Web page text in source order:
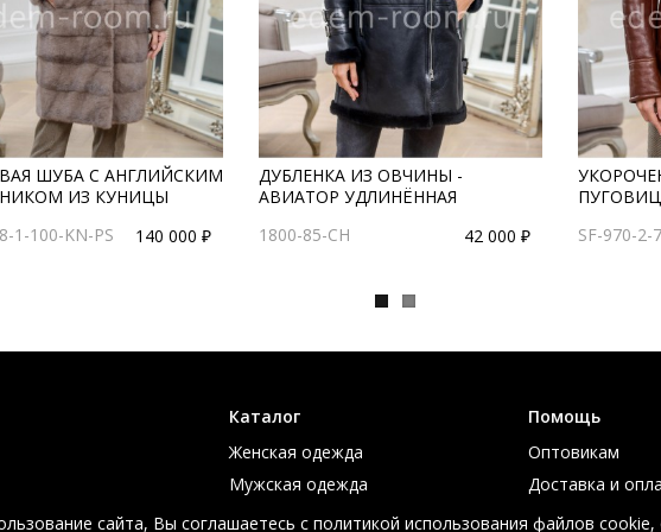
ШУБА С АНГЛИЙСКИМ
ИЗ КУНИЦЫ
1-100-KN-PS
140 000 ₽
ДУБЛЕНКА ИЗ ОВЧИНЫ -
АВИАТОР УДЛИНЁННАЯ
1800-85-CH
42 000 ₽
SF-970-2-
Каталог
Женская одежда
Мужская одежда
Большие размеры
Помощь
Оптовикам
Доставка и
Таблица
сайта, Вы соглашаетесь с политикой использования файлов